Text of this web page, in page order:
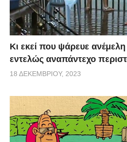
Κι εκεί που ψάρευε
εντελώς αναπάντεχο
18 ΔΕΚΕΜΒΡΊΟΥ, 2023